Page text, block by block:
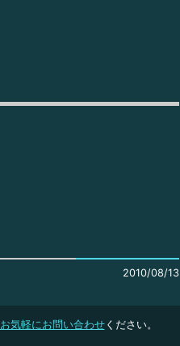
2010/08/13
お気軽にお問い合わせください。